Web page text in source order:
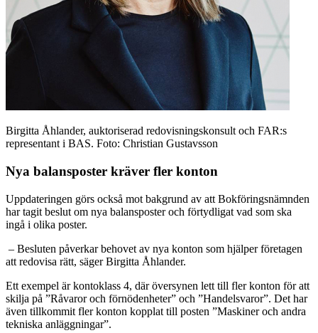
Birgitta Åhlander, auktoriserad redovisningskonsult och FAR:s
representant i BAS. Foto: Christian Gustavsson
Nya balansposter kräver fler konton
Uppdateringen görs också mot bakgrund av att Bokföringsnämnden
har tagit beslut om nya balansposter och förtydligat vad som ska
ingå i olika poster.
– Besluten påverkar behovet av nya konton som hjälper företagen
att redovisa rätt, säger Birgitta Åhlander.
Ett exempel är kontoklass 4, där översynen lett till fler konton för att
skilja på ”Råvaror och förnödenheter” och ”Handelsvaror”. Det har
även tillkommit fler konton kopplat till posten ”Maskiner och andra
tekniska anläggningar”.